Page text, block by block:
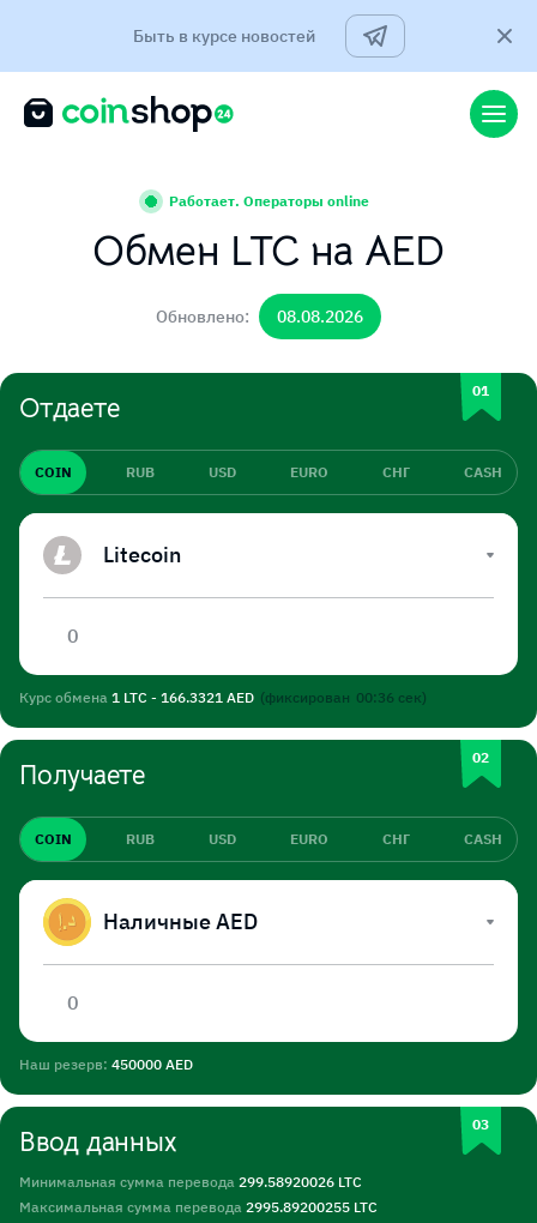
Быть в курсе новостей
Работает. Операторы online
Обмен LTC на AED
Обновлено: 08.08.2026
Отдаете
COIN RUB USD EURO СНГ CASH
Litecoin
Курс обмена 1 LTC - 166.3321 AED (фиксирован 00:35 сек)
Получаете
COIN RUB USD EURO СНГ CASH
Наличные AED
Наш резерв: 450000 AED
Ввод данных
Минимальная сумма перевода 299.58920026 LTC
Максимальная сумма перевода 2995.89200255 LTC